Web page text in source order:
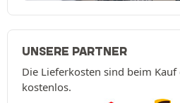
UNSERE PARTNER
Die Lieferkosten sind beim Kauf
kostenlos.